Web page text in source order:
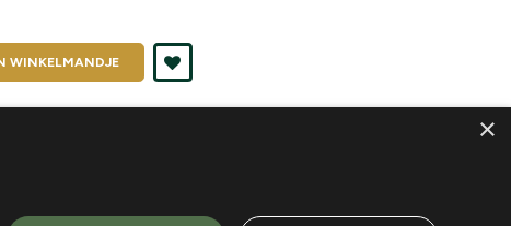
WINKELMANDJE
×